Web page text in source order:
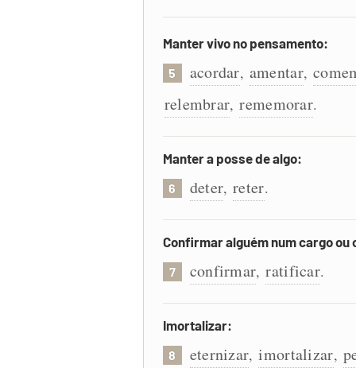
Manter vivo no pensamento:
5 acordar, amentar,
relembrar, rememorar.
Manter a posse de algo:
6 deter, reter.
Confirmar alguém num cargo ou
7 confirmar, ratificar.
Imortalizar:
8 eternizar, imortalizar,